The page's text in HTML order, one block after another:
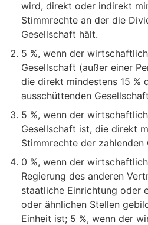
wird, direkt oder indirekt
Stimmrechte an der die
Gesellschaft hält.
5 %, wenn der
Gesellschaft (außer einer
die direkt mindestens 15 %
ausschüttenden
5 %, wenn der
Gesellschaft ist, die direkt
Stimmrechte der
0 %, wenn der
Regierung des anderen
staatliche Einrichtung oder
oder ähnlichen Stellen
Einheit ist; 5 %, wenn der